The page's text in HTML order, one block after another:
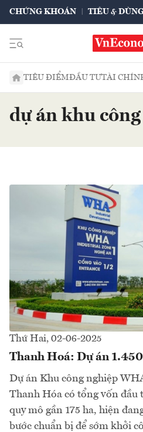
CHỨNG KHOÁN TIÊU &
TIÊU ĐIỂMĐẦU TƯTÀI
dự án khu
Thứ Hai, 02-06-2025
Thanh Hoá: Dự án
Dự án Khu công nghiệp
Thanh Hóa có tổng vốn đầu
quy mô gần 175 ha, hiện
bước chuẩn bị để sớm khởi